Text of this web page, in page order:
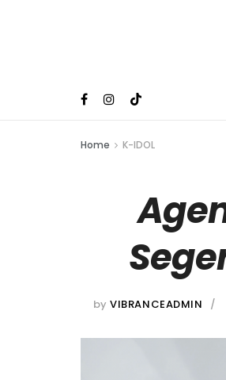
Home K-IDOL
by VIBRANCEADMIN